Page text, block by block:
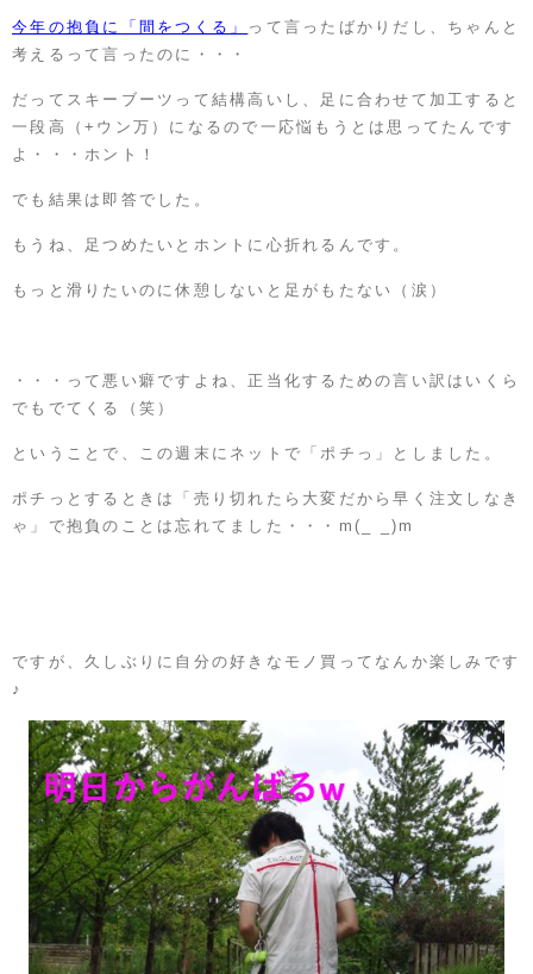
今年の抱負に「間をつくる」
って言ったばかりだし、ちゃんと
考えるって言ったのに・・・
だってスキーブーツって結構高いし、足に合わせて加工すると
一段高（+ウン万）になるので一応悩もうとは思ってたんです
よ・・・ホント！
でも結果は即答でした。
もうね、足つめたいとホントに心折れるんです。
もっと滑りたいのに休憩しないと足がもたない（涙）
・・・って悪い癖ですよね、正当化するための言い訳はいくら
でもでてくる（笑）
ということで、この週末にネットで「ポチっ」としました。
ポチっとするときは「売り切れたら大変だから早く注文しなき
ゃ」で抱負のことは忘れてました・・・m(_ _)m
ですが、久しぶりに自分の好きなモノ買ってなんか楽しみです
♪